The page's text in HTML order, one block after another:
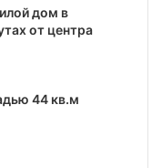
дом в
от центра
44 кв.м